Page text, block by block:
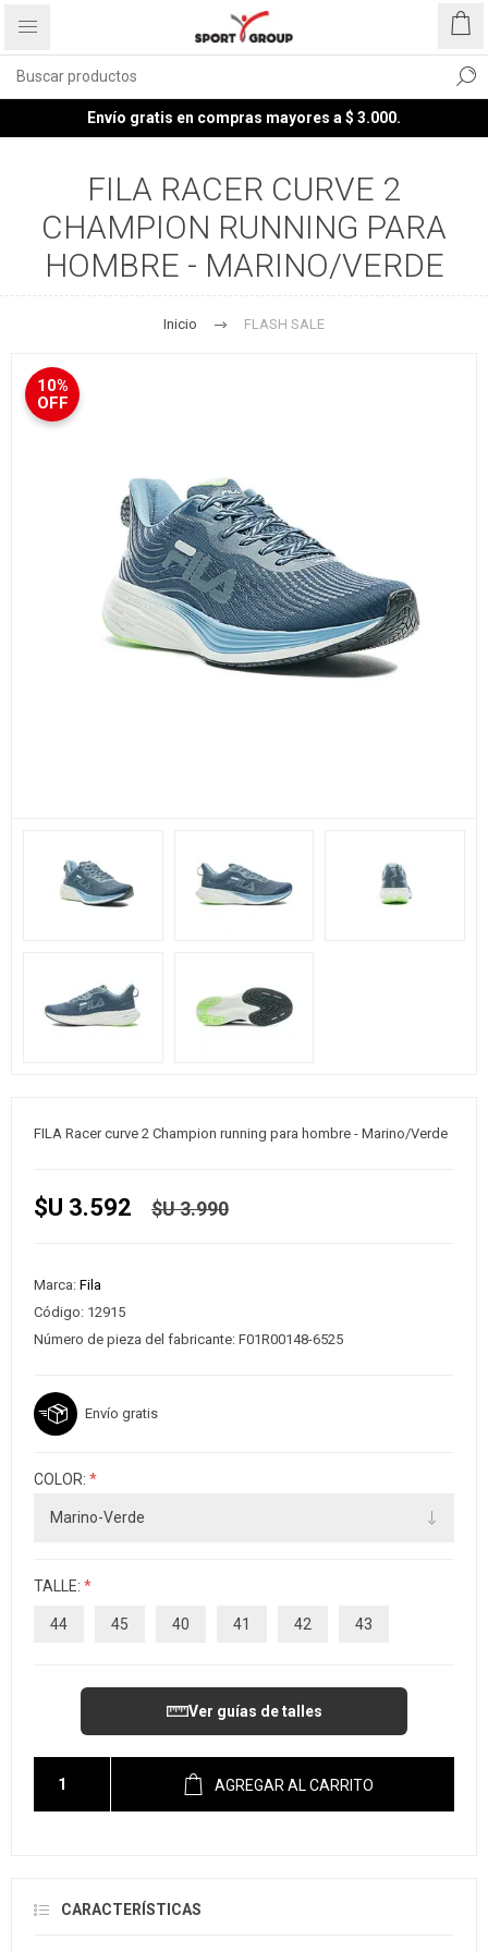
Envío gratis en compras mayores a $ 3.000.
FILA RACER CURVE 2
CHAMPION RUNNING PARA
HOMBRE - MARINO/VERDE
Inicio FLASH SALE
10%
OFF
FILA Racer curve 2 Champion running para hombre - Marino/Verde
$U 3.592 $U 3.990
Marca: Fila
Código: 12915
Número de pieza del fabricante: F01R00148-6525
Envío gratis
COLOR: *
TALLE: *
44 45 40 41 42 43
Ver guías de talles
AGREGAR AL CARRITO
CARACTERÍSTICAS